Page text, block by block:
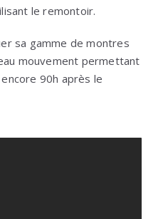
le remontoir.
sa gamme de montres
mouvement permettant
90h après le